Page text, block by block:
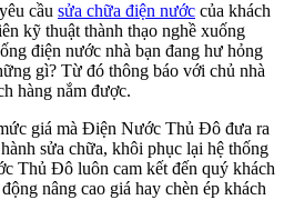
cầu sửa chữa điện nước của khách
kỹ thuật thành thạo nghề xuống
điện nước nhà bạn đang hư hỏng
gì? Từ đó thông báo với chủ nhà
hàng nắm được.
giá mà Điện Nước Thủ Đô đưa ra
sửa chữa, khôi phục lại hệ thống
Thủ Đô luôn cam kết đến quý khách
nâng cao giá hay chèn ép khách